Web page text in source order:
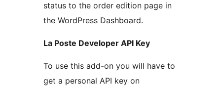
status to the order edition page in
the WordPress Dashboard.
La Poste Developer API Key
To use this add-on you will have to
get a personal API key on